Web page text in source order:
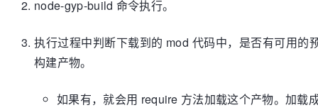
node-gyp-build 命令执行。
执行过程中判断下载到的 mod 代码中，是否有可用的
构建产物。
如果有，就会用 require 方法加载这个产物。加载